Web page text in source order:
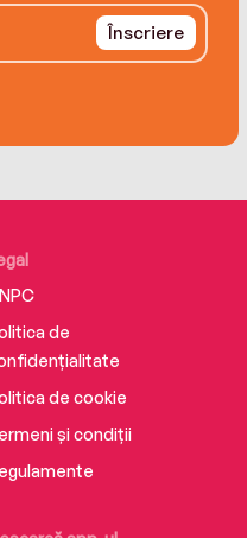
Înscriere
de
de cookie
și condiții